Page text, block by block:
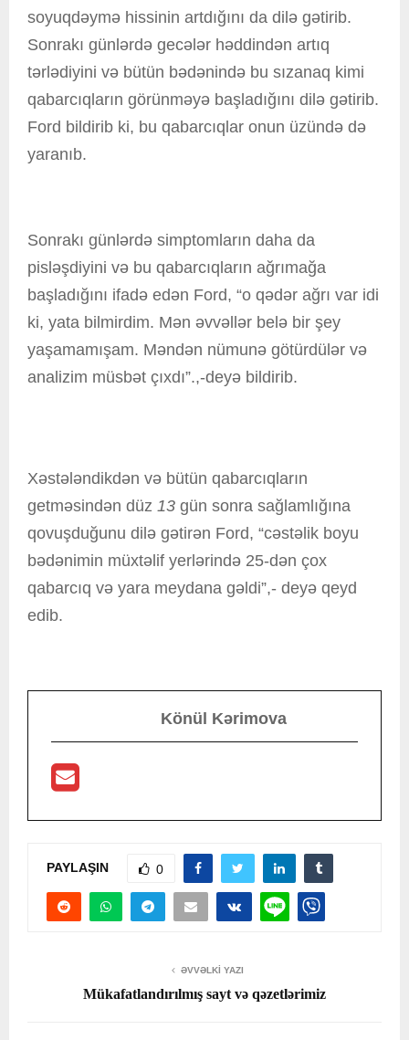
soyuqdəymə hissinin artdığını da dilə gətirib.
Sonrakı günlərdə gecələr həddindən artıq
tərlədiyini və bütün bədənində bu sızanaq kimi
qabarcıqların görünməyə başladığını dilə gətirib.
Ford bildirib ki, bu qabarcıqlar onun üzündə də
yaranıb.
Sonrakı günlərdə simptomların daha da
pisləşdiyini və bu qabarcıqların ağrımağa
başladığını ifadə edən Ford, “o qədər ağrı var idi
ki, yata bilmirdim. Mən əvvəllər belə bir şey
yaşamamışam. Məndən nümunə götürdülər və
analizim müsbət çıxdı”.,-deyə bildirib.
Xəstələndikdən və bütün qabarcıqların
getməsindən düz 13 gün sonra sağlamlığına
qovuşduğunu dilə gətirən Ford, “cəstəlik boyu
bədənimin müxtəlif yerlərində 25-dən çox
qabarcıq və yara meydana gəldi”,- deyə qeyd
edib.
Könül Kərimova
PAYLAŞIN 0
ƏVVƏLKI YAZI
Mükafatlandırılmış sayt və qəzetlərimiz